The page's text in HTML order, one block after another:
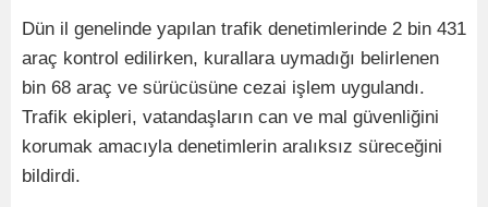
Dün il genelinde yapılan trafik denetimlerinde 2 bin 431
araç kontrol edilirken, kurallara uymadığı belirlenen
bin 68 araç ve sürücüsüne cezai işlem uygulandı.
Trafik ekipleri, vatandaşların can ve mal güvenliğini
korumak amacıyla denetimlerin aralıksız süreceğini
bildirdi.